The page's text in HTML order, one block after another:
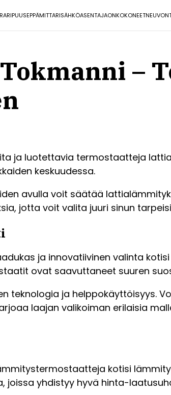
PUUSEPPÄMITTARISÄHKÖASENTAJAONKOKONEET
–
ja luotettavia termostaatteja
keskuudessa.
avulla voit säätää
jotta voit valita juuri sinun
ja innovatiivinen valinta
ovat saavuttaneet suuren
teknologia ja helppokäyttöisyys.
laajan valikoiman erilaisia
kotisi
joissa yhdistyy hyvä hinta-